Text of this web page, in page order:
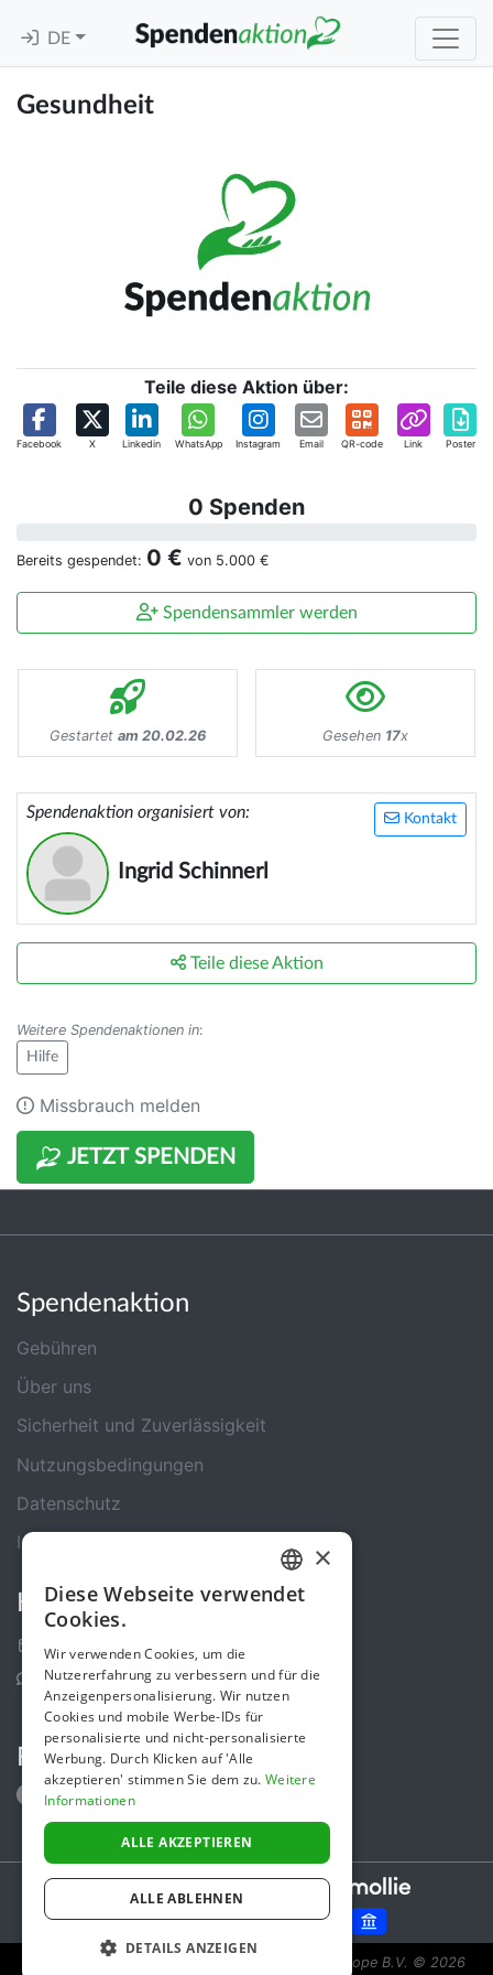
DE
Gesundheit
Teile diese Aktion über:
Facebook X Linkedin WhatsApp Instagram Email QR-code Link Poster
0 Spenden
Bereits gespendet: 0 € von 5.000 €
Spendensammler werden
Gestartet am 20.02.26 Gesehen 17x
Kontakt
Spendenaktion organisiert von:
Ingrid Schinnerl
JETZT SPENDEN
Teile diese Aktion
Weitere Spendenaktionen in:
Hilfe
Missbrauch melden
Spendenaktion
Gebühren
Über uns
Sicherheit und Zuverlässigkeit
Nutzungsbedingungen
Datenschutz
Impressum
Kontakt
Kontakt-Formular
Support Center
Folge uns
Secure payments powered by
Spendenaktion ist eine Initiative von Sponsor Europe B.V. © 2026
GERMAN
×
Diese Webseite verwendet
Cookies.
Wir verwenden Cookies, um die
Nutzererfahrung zu verbessern und für die
Anzeigenpersonalisierung. Wir nutzen
Cookies und mobile Werbe-IDs für
personalisierte und nicht-personalisierte
Werbung. Durch Klicken auf 'Alle
akzeptieren' stimmen Sie dem zu. Weitere
Informationen
ALLE AKZEPTIEREN
ALLE ABLEHNEN
DETAILS ANZEIGEN